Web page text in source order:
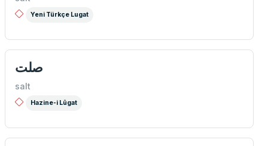
Yeni Türkçe Lugat
صلت
salt
Hazine-i Lûgat